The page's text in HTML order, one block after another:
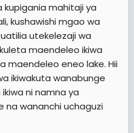
kupigania mahitaji ya
kushawishi mgao wa
utekelezaji wa
maendeleo ikiwa
maendeleo eneo lake. Hii
ikiwakuta wanabunge
ni namna ya
na wananchi uchaguzi